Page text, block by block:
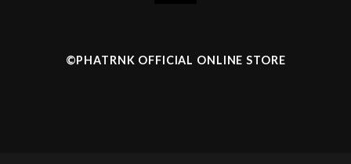
©︎PHATRNK OFFICIAL ONLINE STORE